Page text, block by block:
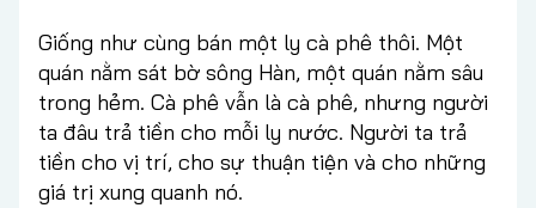
Giống như cùng bán một ly cà phê thôi. Một
quán nằm sát bờ sông Hàn, một quán nằm sâu
trong hẻm. Cà phê vẫn là cà phê, nhưng người
ta đâu trả tiền cho mỗi ly nước. Người ta trả
tiền cho vị trí, cho sự thuận tiện và cho những
giá trị xung quanh nó.